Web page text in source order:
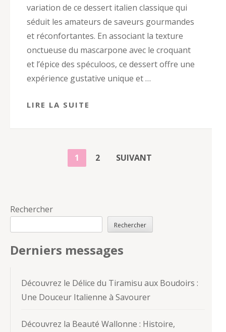
variation de ce dessert italien classique qui
séduit les amateurs de saveurs gourmandes
et réconfortantes. En associant la texture
onctueuse du mascarpone avec le croquant
et l’épice des spéculoos, ce dessert offre une
expérience gustative unique et …
LIRE LA SUITE
PAGINATIONPAGE
1 PAGE
2 SUIVANT
Rechercher
Rechercher
Derniers messages
Découvrez le Délice du Tiramisu aux Boudoirs :
Une Douceur Italienne à Savourer
Découvrez la Beauté Wallonne : Histoire,